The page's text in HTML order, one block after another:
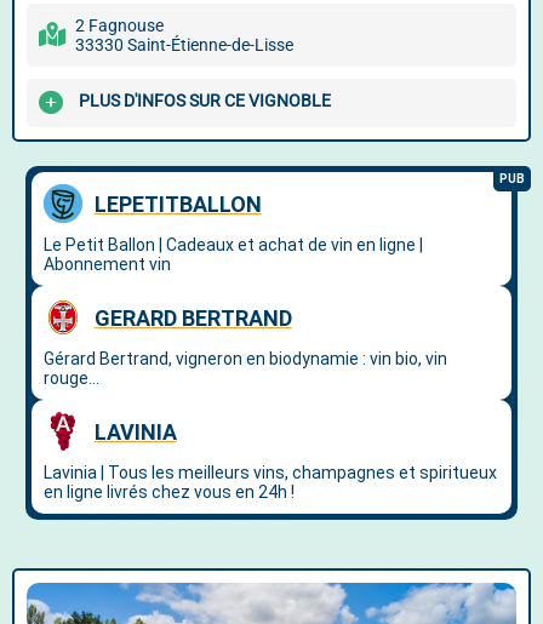
2 Fagnouse
33330 Saint-Étienne-de-Lisse
PLUS D'INFOS SUR CE VIGNOBLE